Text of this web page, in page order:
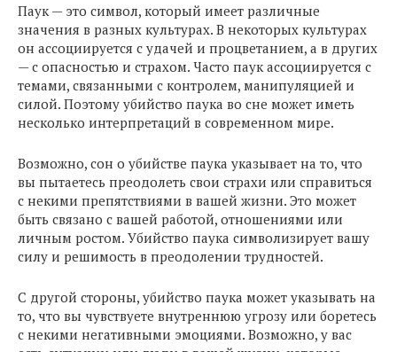
Паук — это символ, который имеет различные
значения в разных культурах. В некоторых культурах
он ассоциируется с удачей и процветанием, а в других
— с опасностью и страхом. Часто паук ассоциируется с
темами, связанными с контролем, манипуляцией и
силой. Поэтому убийство паука во сне может иметь
несколько интерпретаций в современном мире.
Возможно, сон о убийстве паука указывает на то, что
вы пытаетесь преодолеть свои страхи или справиться
с некими препятствиями в вашей жизни. Это может
быть связано с вашей работой, отношениями или
личным ростом. Убийство паука символизирует вашу
силу и решимость в преодолении трудностей.
С другой стороны, убийство паука может указывать на
то, что вы чувствуете внутреннюю угрозу или боретесь
с некими негативными эмоциями. Возможно, у вас